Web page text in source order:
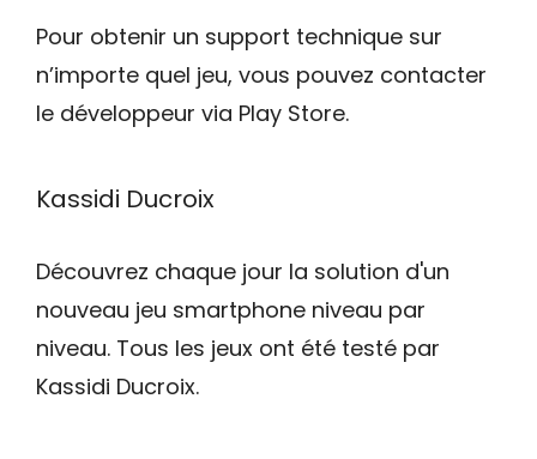
Pour obtenir un support technique sur
n’importe quel jeu, vous pouvez contacter
le développeur via Play Store.
Kassidi Ducroix
Découvrez chaque jour la solution d'un
nouveau jeu smartphone niveau par
niveau. Tous les jeux ont été testé par
Kassidi Ducroix.